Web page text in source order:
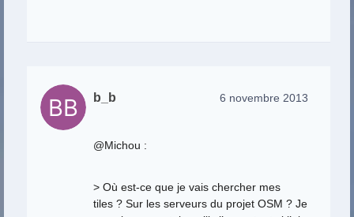
b_b 6 novembre 2013
@Michou :
> Où est-ce que je vais chercher mes
tiles ? Sur les serveurs du projet OSM ? Je